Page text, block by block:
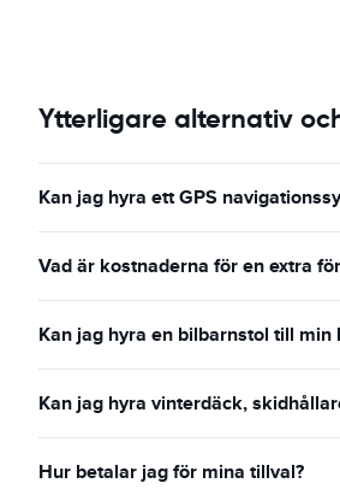
Ytterligare alternativ
Kan jag hyra ett GPS
Vad är kostnaderna för en extra
Kan jag hyra en bilbarnstol till
Kan jag hyra vinterdäck,
Hur betalar jag för mina tillval?